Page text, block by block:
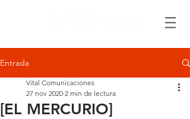
Entrada
[EL MERCURIO]
Vital Comunicaciones
27 nov 2020 2 min de lectura